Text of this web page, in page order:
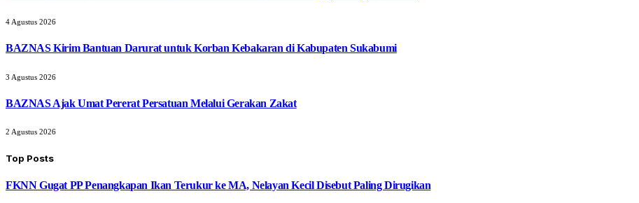
4 Agustus 2026
BAZNAS Kirim Bantuan Darurat untuk Korban Kebakaran di Kabupaten Sukabumi
3 Agustus 2026
BAZNAS Ajak Umat Pererat Persatuan Melalui Gerakan Zakat
2 Agustus 2026
Top Posts
FKNN Gugat PP Penangkapan Ikan Terukur ke MA, Nelayan Kecil Disebut Paling Dirugikan